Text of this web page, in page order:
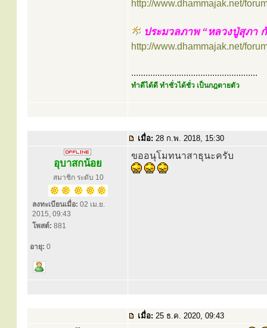
http://www.dhammajak.net/
ประมวลภาพ “หลวงปู่สุภา
http://www.dhammajak.net/
.....................................................
ทำดีได้ดี ทำชั่วได้ชั่ว เป็นกฎตายตัว
เมื่อ: 28 ก.พ. 2018, 15:30
อุบาสกน้อย
สมาชิก ระดับ 10
ลงทะเบียนเมื่อ: 02 เม.ย.
2015, 09:43
โพสต์: 881
อายุ: 0
ขออนุโมทนาสาธุนะครับ
เมื่อ: 25 ธ.ค. 2020, 09:43